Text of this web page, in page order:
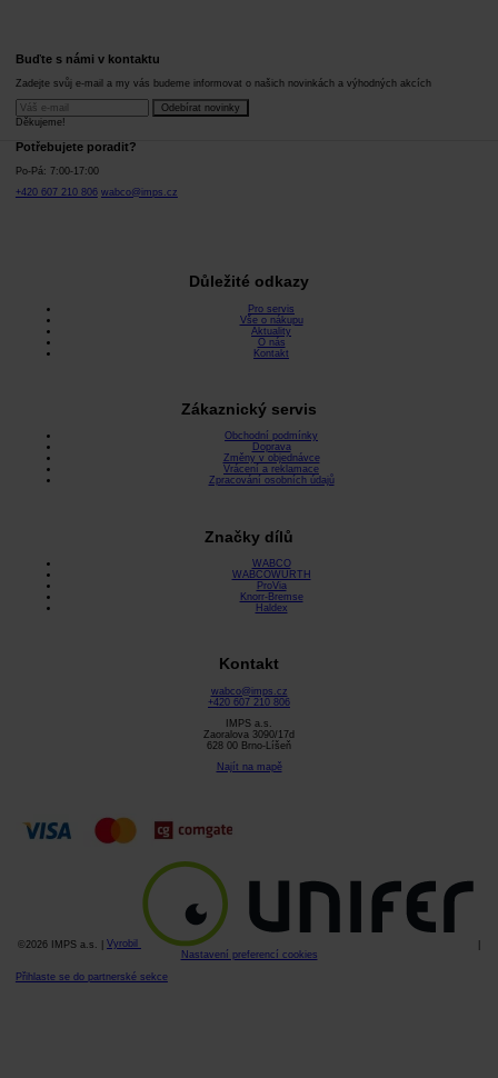
Buďte s námi v kontaktu
Zadejte svůj e-mail a my vás budeme informovat o našich novinkách a výhodných akcích
Odebírat novinky
Děkujeme!
Potřebujete poradit?
Po-Pá: 7:00-17:00
+420 607 210 806 wabco@imps.cz
Důležité odkazy
Pro servis
Vše o nákupu
Aktuality
O nás
Kontakt
Zákaznický servis
Obchodní podmínky
Doprava
Změny v objednávce
Vrácení a reklamace
Zpracování osobních údajů
Značky dílů
WABCO
WABCOWÜRTH
ProVia
Knorr-Bremse
Haldex
Kontakt
wabco@imps.cz
+420 607 210 806
IMPS a.s.
Zaoralova 3090/17d
628 00 Brno-Líšeň
Najít na mapě
©2026 IMPS a.s. | Vyrobil
|
Nastavení preferencí cookies
Přihlaste se do partnerské sekce